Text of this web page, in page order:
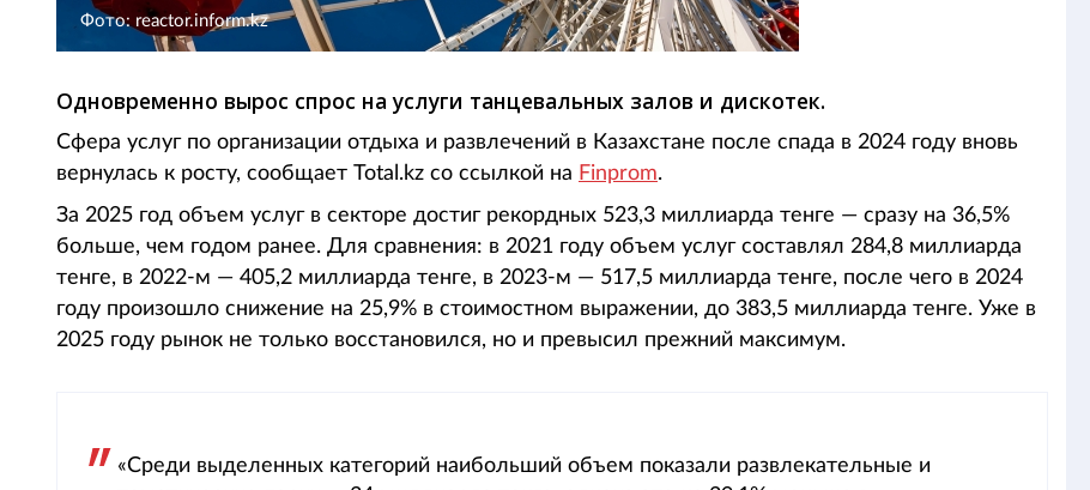
Фото: reactor.inform.kz
Одновременно вырос спрос на услуги танцевальных залов и дискотек.
Сфера услуг по организации отдыха и развлечений в Казахстане после спада в 2024 году вновь
вернулась к росту, сообщает Total.kz со ссылкой на Finprom.
За 2025 год объем услуг в секторе достиг рекордных 523,3 миллиарда тенге — сразу на 36,5%
больше, чем годом ранее. Для сравнения: в 2021 году объем услуг составлял 284,8 миллиарда
тенге, в 2022-м — 405,2 миллиарда тенге, в 2023-м — 517,5 миллиарда тенге, после чего в 2024
году произошло снижение на 25,9% в стоимостном выражении, до 383,5 миллиарда тенге. Уже в
2025 году рынок не только восстановился, но и превысил прежний максимум.
«Среди выделенных категорий наибольший объем показали развлекательные и